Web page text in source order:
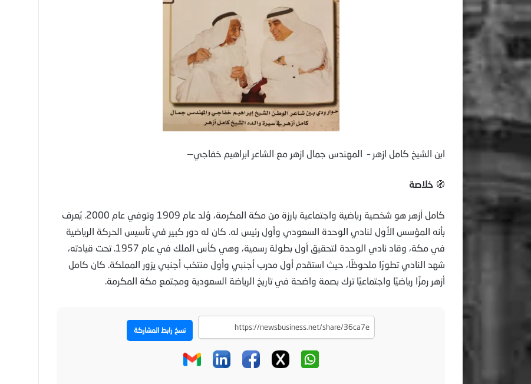
ابن الشيخ كامل ازهر – المهندس جمال ازهر مع الشاعر ابراهيم خفاجي—
🧭 خلاصة
كامل أزهر هو شخصية رياضية واجتماعية بارزة من مكة المكرمة، وُلد عام 1909 وتوفي عام 2000. يُعرف
بأنه المؤسس الأول لنادي الوحدة السعودي وأول رئيس له. كان له دور كبير في تأسيس الحركة الرياضية
في مكة، وقاد نادي الوحدة لتحقيق أول بطولة رسمية، وهي كأس الملك في عام 1957. تحت قيادته،
شهد النادي تطورًا ملحوظًا، حيث استقدم أول مدرب أجنبي وأول منتخب أجنبي يزور المملكة. كان كامل
أزهر رمزًا رياضيًا واجتماعيًا ترك بصمة واضحة في تاريخ الرياضة السعودية ومجتمع مكة المكرمة.
نسخ رابط المشاركة